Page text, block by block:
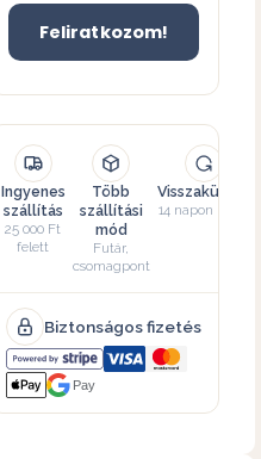
Feliratkozom!
Ingyenes
szállítás
25 000 Ft
felett
Több
szállítási
mód
Futár,
csomagpont
Visszaküldés
14 napon belül
Biztonságos fizetés
Pay